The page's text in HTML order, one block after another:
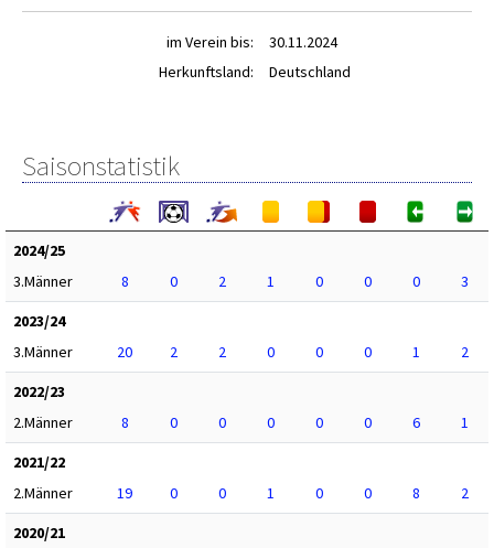
im Verein bis:
30.11.2024
Herkunftsland:
Deutschland
Saisonstatistik
2024/25
3.Männer
8 0 2 1 0 0 0
3
2023/24
3.Männer
20 2 2 0 0 0 1
2
2022/23
2.Männer
8 0 0 0 0 0 6
1
2021/22
2.Männer
19 0 0 1 0 0 8
2
2020/21